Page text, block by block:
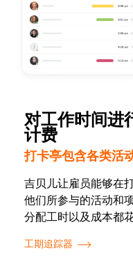
对工作时间进
计费
打卡亭包含各类活
吉贝儿让雇员能够在
他们所参与的活动和
分配工时以及成本都
工期追踪器